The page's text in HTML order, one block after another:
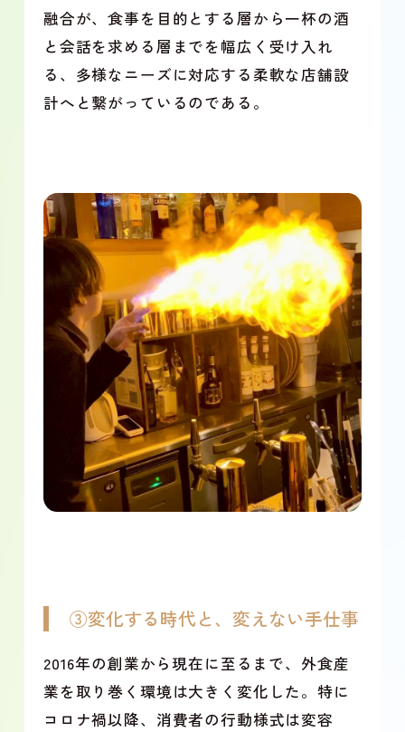
融合が、食事を目的とする層から一杯の酒
と会話を求める層までを幅広く受け入れ
る、多様なニーズに対応する柔軟な店舗設
計へと繋がっているのである。
③変化する時代と、変えない手仕事
2016年の創業から現在に至るまで、外食産
業を取り巻く環境は大きく変化した。特に
コロナ禍以降、消費者の行動様式は変容